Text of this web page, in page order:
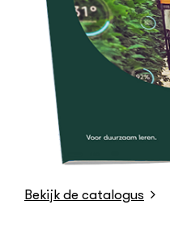
Bekijk de catalogus